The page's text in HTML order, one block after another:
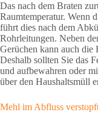
Das nach dem Braten
Raumtemperatur. Wenn
führt dies nach dem
Rohrleitungen. Neben
Gerüchen kann auch
Deshalb sollten Sie das
und aufbewahren oder
über den Haushaltsmüll
Mehl im Abfluss